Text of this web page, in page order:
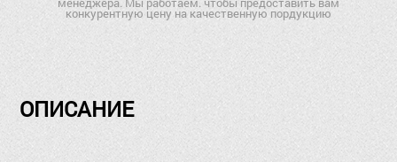
конкурентную цену на качественную пордукцию
ОПИСАНИЕ